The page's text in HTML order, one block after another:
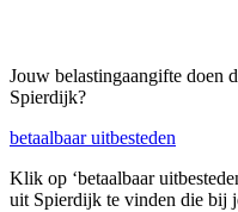
Jouw belastingaangifte doen
Spierdijk?
betaalbaar uitbesteden
Klik op ‘betaalbaar
uit Spierdijk te vinden die bij